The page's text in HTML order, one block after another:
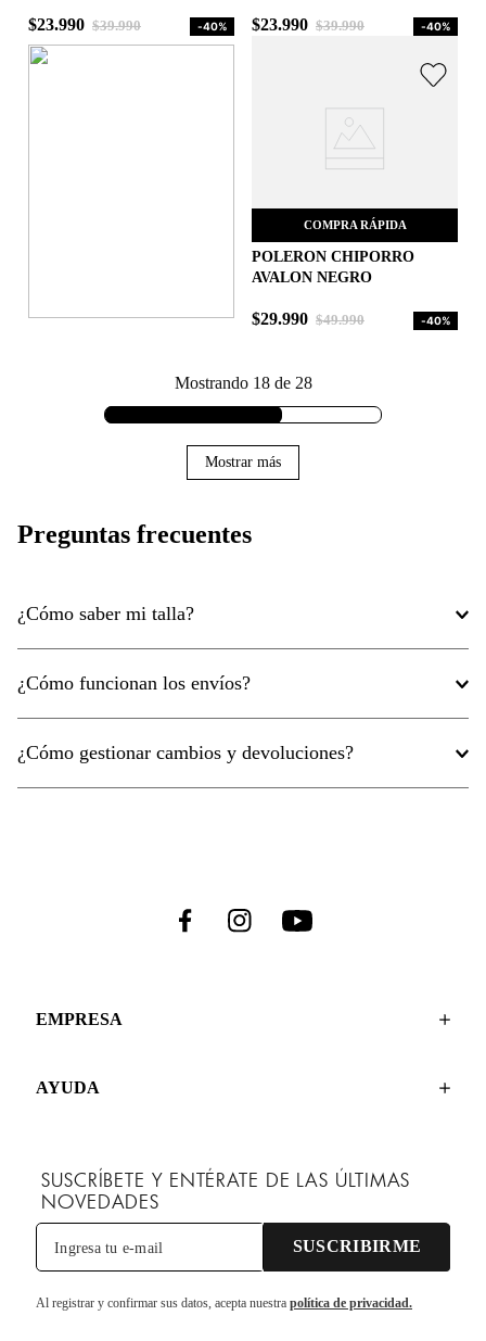
AGREGAR AL CARRITO
$39.990
$23.990 -40% $39.990
$23.990 -40%
COMPRA RÁPIDA
POLERON CHIPORRO
AVALON NEGRO
$49.990
$29.990 -40%
Mostrando 18 de 28
Mostrar más
Preguntas frecuentes
¿Cómo saber mi talla?
¿Cómo funcionan los envíos?
¿Cómo gestionar cambios y devoluciones?
EMPRESA
AYUDA
SUSCRÍBETE Y ENTÉRATE DE LAS ÚLTIMAS
NOVEDADES
SUSCRIBIRME
Al registrar y confirmar sus datos, acepta nuestra política de privacidad.